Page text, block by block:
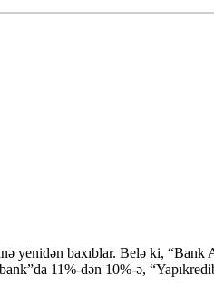
yenidən baxıblar. Belə ki, “Bank
11%-dən 10%-ə,